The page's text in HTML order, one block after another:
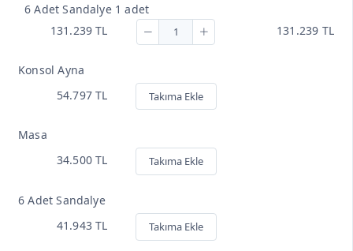
6 Adet Sandalye 1 adet
131.239 TL
131.239 TL
Konsol Ayna
54.797 TL
Takıma Ekle
Masa
34.500 TL
Takıma Ekle
6 Adet Sandalye
41.943 TL
Takıma Ekle